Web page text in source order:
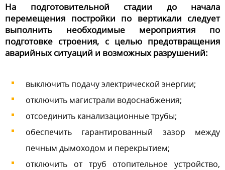
На подготовительной стадии до начала
перемещения постройки по вертикали следует
выполнить необходимые мероприятия по
подготовке строения, с целью предотвращения
аварийных ситуаций и возможных разрушений:
выключить подачу электрической энергии;
отключить магистрали водоснабжения;
отсоединить канализационные трубы;
обеспечить гарантированный зазор между
печным дымоходом и перекрытием;
отключить от труб отопительное устройство,